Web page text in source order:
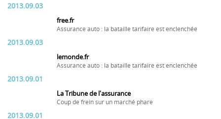
2013.09.03
free.fr
Assurance auto : la bataille tarifaire est enclenchée
2013.09.03
lemonde.fr
Assurance auto : la bataille tarifaire est enclenchée
2013.09.01
La Tribune de l'assurance
Coup de frein sur un marché phare
2013.09.01